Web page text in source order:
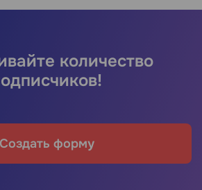
количество
Создать форму